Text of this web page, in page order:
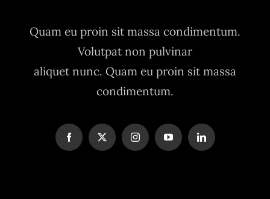
Quam eu proin sit massa condimentum.
Volutpat non pulvinar
aliquet nunc. Quam eu proin sit massa
condimentum.